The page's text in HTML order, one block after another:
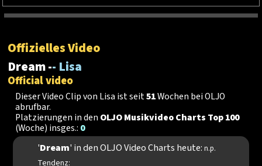
Offizielles Video
Dream -- Lisa
Official video
Dieser Video Clip von Lisa ist seit51Wochen bei OLJO
abrufbar.
Platzierungen in den OLJO Musikvideo Charts Top 100
(Woche) insges.: 0
'Dream' in den OLJO Video Charts heute: n.p.
Tendenz: